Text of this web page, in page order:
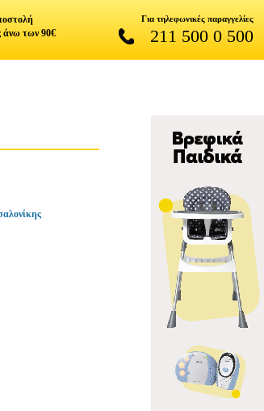
άνω των 90€
Για τηλεφωνικές παραγγελίες
211 500 0 500